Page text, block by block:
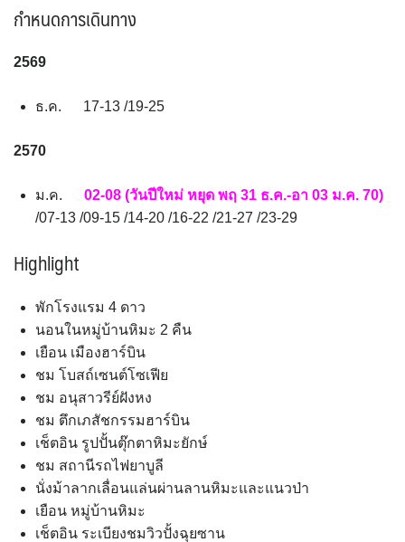
อิตาลี สวิส ฝรั่งเศส
กำหนดการเดินทาง
2569
ธ.ค. 17-13 /19-25
2570
ม.ค.
02-08 (วันปีใหม่ หยุด พฤ 31 ธ.ค.-อา 03 ม.ค. 70)
/07-13 /09-15 /14-20 /16-22 /21-27 /23-29
Highlight
พักโรงแรม 4 ดาว
นอนในหมู่บ้านหิมะ 2 คืน
เยือน เมืองฮาร์บิน
ชม โบสถ์เซนต์โซเฟีย
ชม อนุสาวรีย์ฝังหง
ชม ตึกเภสัชกรรมฮาร์บิน
เช็ตอิน รูปปั้นตุ๊กตาหิมะยักษ์
ชม สถานีรถไฟยาบูลี
นั่งม้าลากเลื่อนแล่นผ่านลานหิมะและแนวป่า
เยือน หมู่บ้านหิมะ
เช็ตอิน ระเบียงชมวิวปั้งฉุยซาน